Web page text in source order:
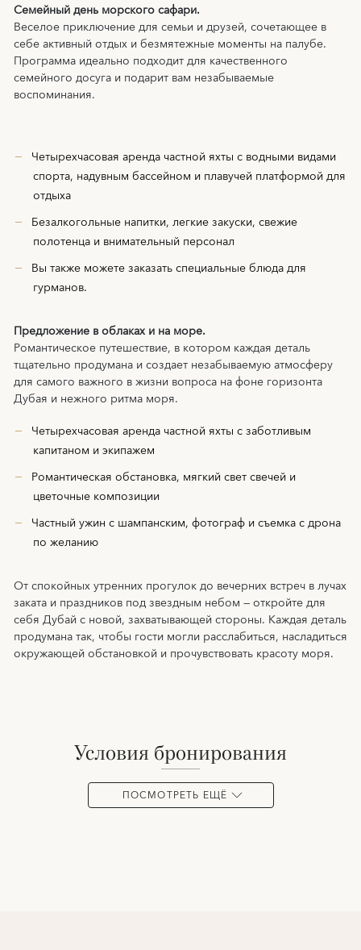
Семейный день морского сафари.
Веселое приключение для семьи и друзей, сочетающее в
себе активный отдых и безмятежные моменты на палубе.
Программа идеально подходит для качественного
семейного досуга и подарит вам незабываемые
воспоминания.
Четырехчасовая аренда частной яхты с водными видами
спорта, надувным бассейном и плавучей платформой для
отдыха
Безалкогольные напитки, легкие закуски, свежие
полотенца и внимательный персонал
Вы также можете заказать специальные блюда для
гурманов.
Предложение в облаках и на море.
Романтическое путешествие, в котором каждая деталь
тщательно продумана и создает незабываемую атмосферу
для самого важного в жизни вопроса на фоне горизонта
Дубая и нежного ритма моря.
Четырехчасовая аренда частной яхты с заботливым
капитаном и экипажем
Романтическая обстановка, мягкий свет свечей и
цветочные композиции
Частный ужин с шампанским, фотограф и съемка с дрона
по желанию
От спокойных утренних прогулок до вечерних встреч в лучах
заката и праздников под звездным небом — откройте для
себя Дубай с новой, захватывающей стороны. Каждая деталь
продумана так, чтобы гости могли расслабиться, насладиться
окружающей обстановкой и прочувствовать красоту моря.
условия бронирования
ПОСМОТРЕТЬ ЕЩЁ